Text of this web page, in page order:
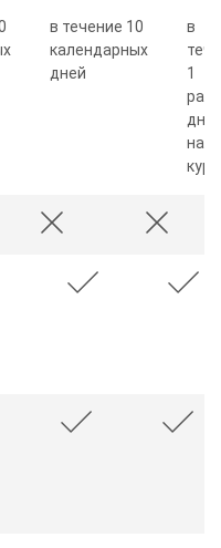
в течение 10
календарных
дней
в
1
дня